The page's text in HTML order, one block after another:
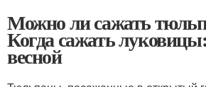
Можно ли сажать
Когда сажать
весной